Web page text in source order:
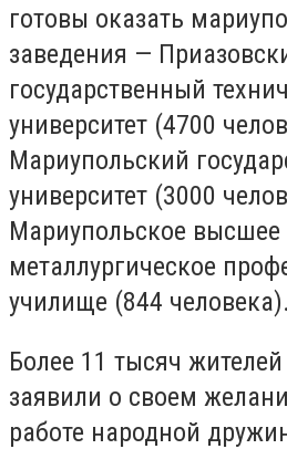
готовы оказать
заведения —
государственный
университет (4700
Мариупольский
университет (3000
Мариупольское высшее
металлургическое
училище (844 человека).
Более 11 тысяч
заявили о своем
работе народной